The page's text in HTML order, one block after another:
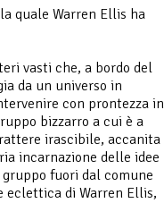
quale Warren Ellis ha
vasti che, a bordo del
da un universo in
con prontezza in
bizzarro a cui è a
irascibile, accanita
incarnazione delle idee
fuori dal comune
eclettica di Warren Ellis,